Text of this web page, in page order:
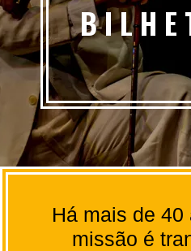
B I L H E
Há mais de
missão é